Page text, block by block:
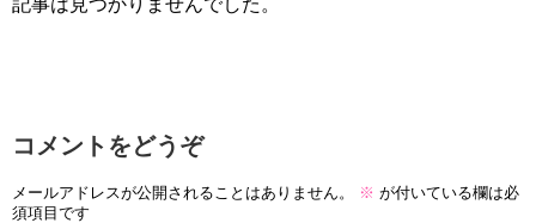
記事は見つかりませんでした。
コメントをどうぞ
メールアドレスが公開されることはありません。 ※ が付いている欄は必
須項目です